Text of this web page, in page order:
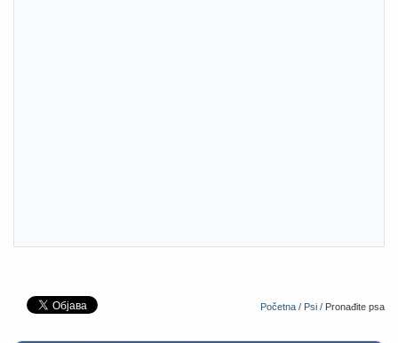
Početna / Psi / Pronađite psa